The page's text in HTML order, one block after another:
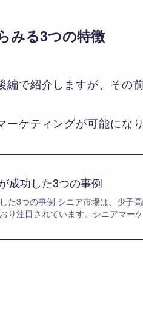
みる3つの特徴
で紹介しますが、その
ケティングが可能になり
成功した3つの事例
た3つの事例 シニア市場は、少子
り注目されています。シニアマー